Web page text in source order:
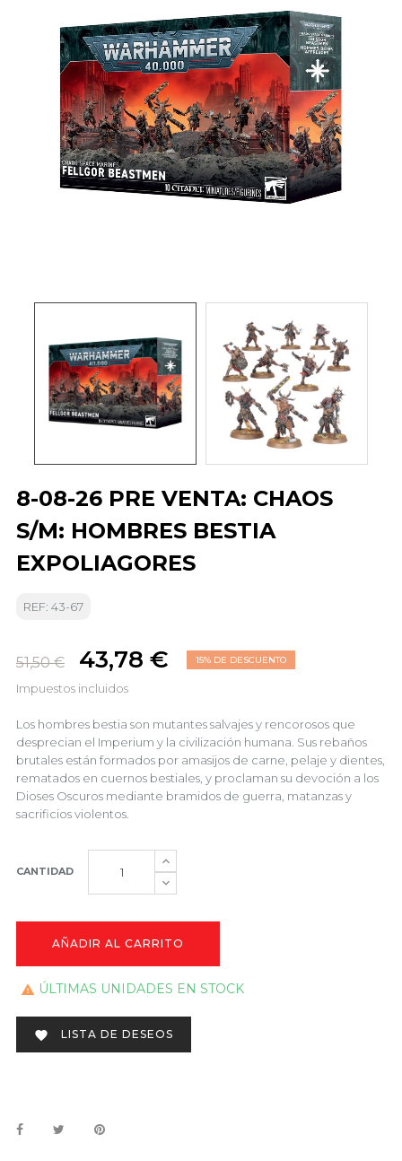
8-08-26 PRE VENTA: CHAOS
S/M: HOMBRES BESTIA
EXPOLIAGORES
REF: 43-67
51,50 € 43,78 € 15% DE DESCUENTO
Impuestos incluidos
Los hombres bestia son mutantes salvajes y rencorosos que
desprecian el Imperium y la civilización humana. Sus rebaños
brutales están formados por amasijos de carne, pelaje y dientes,
rematados en cuernos bestiales, y proclaman su devoción a los
Dioses Oscuros mediante bramidos de guerra, matanzas y
sacrificios violentos.
CANTIDAD
AÑADIR AL CARRITO
 ÚLTIMAS UNIDADES EN STOCK
 LISTA DE DESEOS